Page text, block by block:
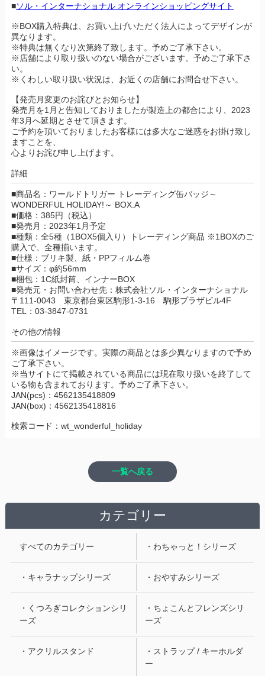
■ソル・インターナショナル オンラインショッピングサイト
※BOX購入特典は、お買い上げいただく法人によってデザインが
異なります。
※特典は無くなり次第終了致します。予めご了承下さい。
※店舗により取り扱いのない場合がございます。予めご了承下さ
い。
※くわしい取り扱い状況は、お近くの店舗にお問合せ下さい。
【発売月変更のお詫びとお知らせ】
発売月を1月と告知しておりましたが製造上の都合により、2023
年3月へ延期とさせて頂きます。
ご予約を頂いておりましたお客様には多大なご迷惑をお掛け致し
ますことを、
心よりお詫び申し上げます。
詳細
■商品名：ワールドトリガー トレーディング缶バッジ～
WONDERFUL HOLIDAY!～ BOX.A
■価格：385円（税込）
■発売月：2023年1月予定
■種類：全5種（1BOX5個入り）トレーディング商品 ※1BOXのご
購入で、全種揃います。
■仕様：ブリキ製、紙・PPフィルム巻
■サイズ：φ約56mm
■梱包：1C紙封筒、インナーBOX
■発売元・お問い合わせ先：株式会社ソル・インターナショナル
〒111-0043 東京都台東区駒形1-3-16 駒形プラザビル4F
TEL：03-3847-0731
その他の情報
※画像はイメージです。実際の商品とは多少異なりますので予め
ご了承下さい。
※当サイトにて掲載されている商品には現在取り扱いを終了して
いる物も含まれております。予めご了承下さい。
JAN(pcs)：4562135418809
JAN(box)：4562135418816
検索コード：wt_wonderful_holiday
一覧へ戻る
カテゴリー
すべてのカテゴリー ・わちゃっと！シリーズ
・キャラナップシリーズ ・おやすみシリーズ
・くつろぎコレクションシリ
ーズ
・ちょこんとフレンズシリ
ーズ
・アクリルスタンド
・ストラップ / キーホルダ
ー